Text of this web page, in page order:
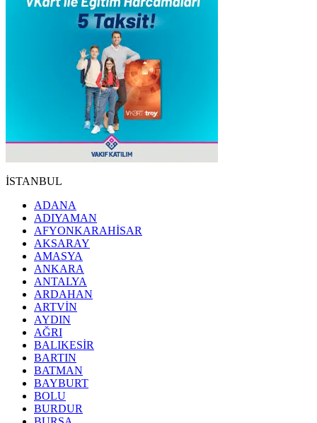
İSTANBUL
ADANA
ADIYAMAN
AFYONKARAHİSAR
AKSARAY
AMASYA
ANKARA
ANTALYA
ARDAHAN
ARTVİN
AYDIN
AĞRI
BALIKESİR
BARTIN
BATMAN
BAYBURT
BOLU
BURDUR